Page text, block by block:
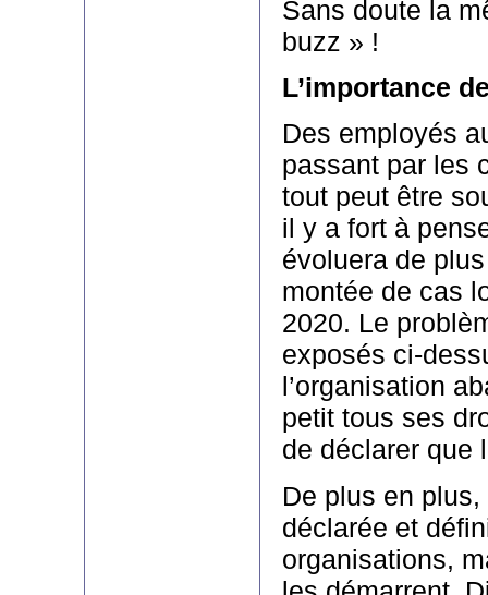
Sans doute la
buzz » !
L’importance
Des employés
passant par les
tout peut être
il y a fort à
évoluera de
montée de cas
2020. Le
exposés ci-
l’organisation
petit tous ses
de déclarer que
De plus en plus,
déclarée et
organisations,